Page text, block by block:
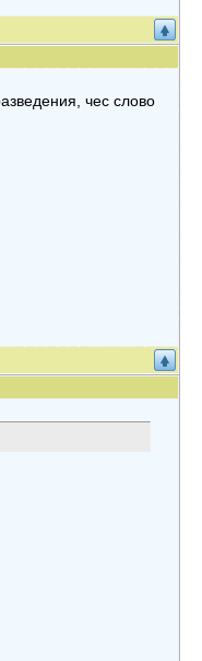
чес слово